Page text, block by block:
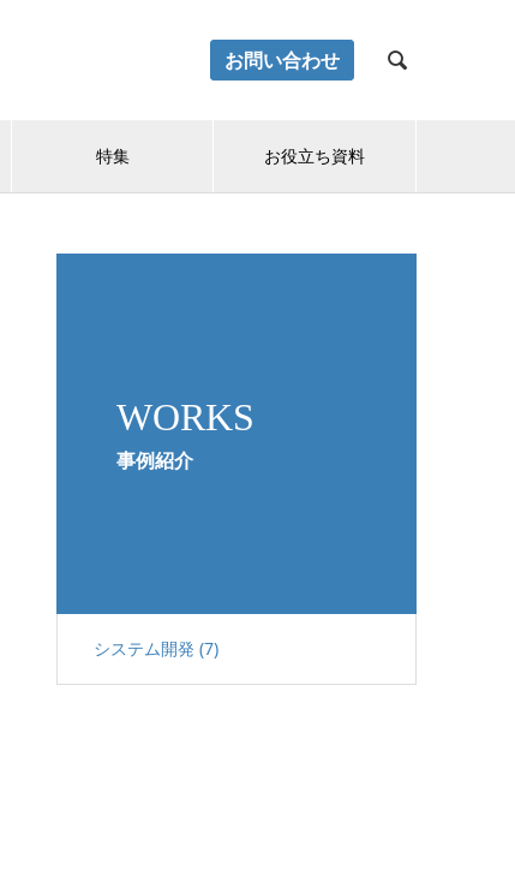
お問い合わせ 
特集 お役立ち資料
WORKS
事例紹介
システム開発 (7)